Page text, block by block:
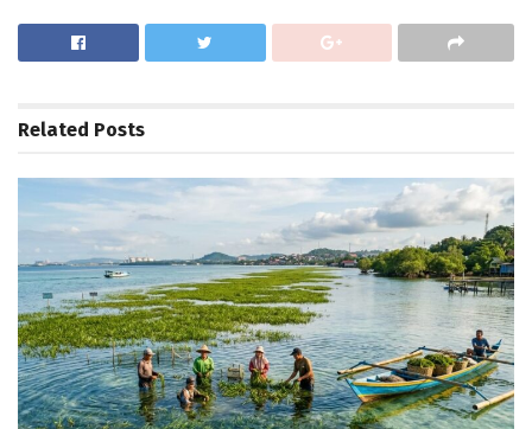
Related Posts